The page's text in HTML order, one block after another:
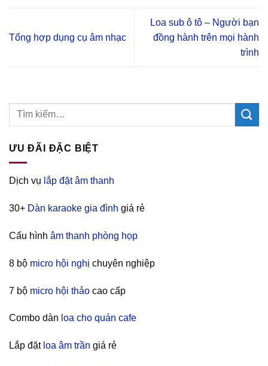
Tổng hợp dụng cụ âm nhạc
Loa sub ô tô – Người bạn
đồng hành trên mọi hành
trình
ƯU ĐÃI ĐẶC BIỆT
Dịch vụ lắp đặt âm thanh
30+ Dàn karaoke gia đình giá rẻ
Cấu hình âm thanh phòng họp
8 bộ micro hội nghị chuyên nghiệp
7 bộ micro hội thảo cao cấp
Combo dàn loa cho quán cafe
Lắp đặt loa âm trần giá rẻ